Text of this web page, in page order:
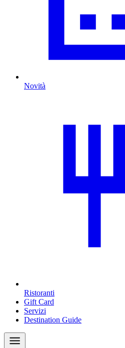
Novità
Ristoranti
Gift Card
Servizi
Destination Guide